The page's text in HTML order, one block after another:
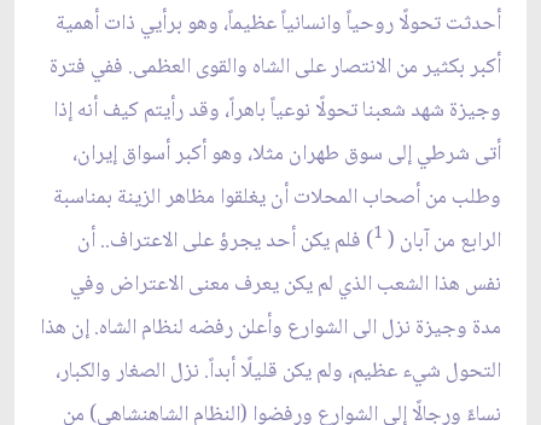
أحدثت تحولًا روحياً وانسانياً عظيماً، وهو برأيي ذات أهمية
أكبر بكثير من الانتصار على الشاه والقوى العظمى. ففي فترة
وجيزة شهد شعبنا تحولًا نوعياً باهراً، وقد رأيتم كيف أنه إذا
أتى شرطي إلى سوق طهران مثلا، وهو أكبر أسواق إيران،
وطلب من أصحاب المحلات أن يغلقوا مظاهر الزينة بمناسبة
الرابع من آبان ( 1) فلم يكن أحد يجرؤ على الاعتراف.. أن
نفس هذا الشعب الذي لم يكن يعرف معنى الاعتراض وفي
مدة وجيزة نزل الى الشوارع وأعلن رفضه لنظام الشاه. إن هذا
التحول شي‏ء عظيم، ولم يكن قليلًا أبداً. نزل الصغار والكبار،
نساءً ورجالًا إلى الشوارع ورفضوا (النظام الشاهنشاهي) من